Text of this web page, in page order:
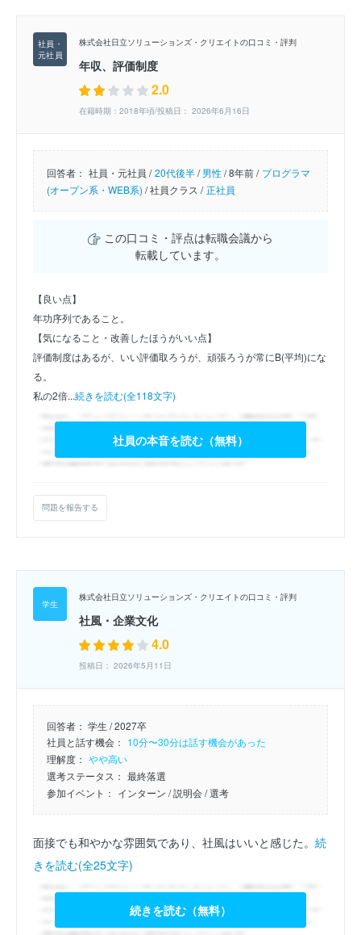
株式会社日立ソリューションズ・クリエイトの口コミ・評判
年収、評価制度
2.0
在籍時期：2018年頃/投稿日： 2026年6月16日
回答者： 社員・元社員 / 20代後半/男性/8年前 / プログラマ
(オープン系・WEB系) /社員クラス / 正社員
この口コミ・評点は転職会議から
転載しています。
【良い点】
年功序列であること。
【気になること・改善したほうがいい点】
評価制度はあるが、いい評価取ろうが、頑張ろうが常にB(平均)にな
る。
私の2倍...続きを読む(全118文字)
社員の本音を読む（無料）
問題を報告する
株式会社日立ソリューションズ・クリエイトの口コミ・評判
社風・企業文化
4.0
投稿日： 2026年5月11日
回答者： 学生 / 2027卒
社員と話す機会： 10分〜30分は話す機会があった
理解度： やや高い
選考ステータス： 最終落選
参加イベント： インターン / 説明会/ 選考
面接でも和やかな雰囲気であり、社風はいいと感じた。 続
きを読む(全25文字)
続きを読む（無料）